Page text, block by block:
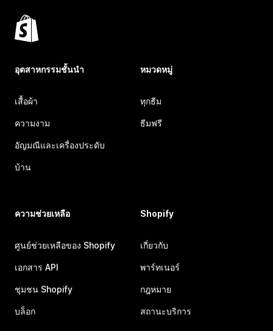
อุตสาหกรรมชั้นนำ
เสื้อผ้า
ความงาม
อัญมณีและเครื่องประดับ
บ้าน
หมวดหมู่
ทุกธีม
ธีมฟรี
ความช่วยเหลือ
ศูนย์ช่วยเหลือของ Shopify
เอกสาร API
ชุมชน Shopify
บล็อก
Shopify
เกี่ยวกับ
พาร์ทเนอร์
กฎหมาย
สถานะบริการ